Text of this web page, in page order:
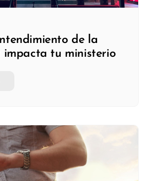
de la
impacta tu ministerio